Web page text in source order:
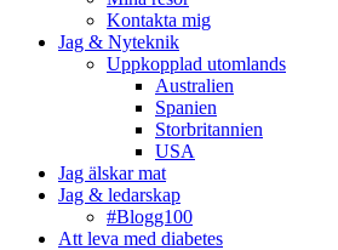
Kontakta mig
Jag & Nyteknik
Uppkopplad utomlands
Australien
Spanien
Storbritannien
USA
Jag älskar mat
Jag & ledarskap
#Blogg100
Att leva med diabetes